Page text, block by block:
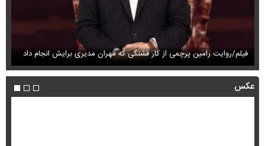
فیلم/کارگاه فندک سازی تهران در آتش سوخت!
عکس